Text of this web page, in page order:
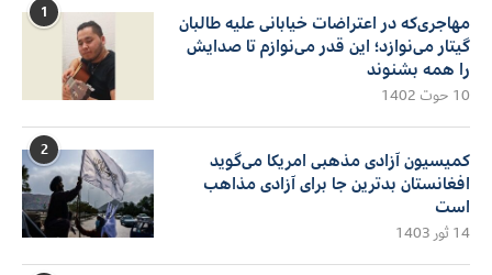
1
مهاجری‌که در اعتراضات خیابانی علیه طالبان
گیتار می‌نوازد؛ این قدر می‌نوازم تا صدایش
را همه بشنوند
10 حوت 1402
2
کمیسیون آزادی مذهبی امریکا می‌گوید
افغانستان بدترین جا برای آزادی مذاهب
است
14 ثور 1403